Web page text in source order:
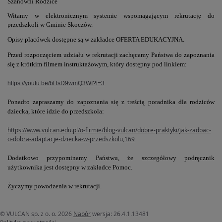
Witamy w elektronicznym systemie wspomagającym rekrutację do
przedszkoli w Gminie Skoczów.
Opisy placówek dostępne są w zakładce OFERTA EDUKACYJNA.
Przed rozpoczęciem udziału w rekrutacji zachęcamy Państwa do zapoznania
się z krótkim filmem instruktażowym, który dostępny pod linkiem:
https://youtu.be/bHsD9wmQ3WI?t=3
Ponadto zapraszamy do zapoznania się z treścią poradnika dla rodziców
dziecka, które idzie do przedszkola:
https://www.vulcan.edu.pl/o-firmie/blog-vulcan/dobre-praktyki/jak-zadbac-
o-dobra-adaptacje-dziecka-w-przedszkolu,169
Dodatkowo przypominamy Państwu, że szczegółowy podręcznik
użytkownika jest dostępny w zakładce Pomoc.
Życzymy powodzenia w rekrutacji.
© VULCAN sp. z o. o. 2026 Nabórwersja: 26.4.1.13481